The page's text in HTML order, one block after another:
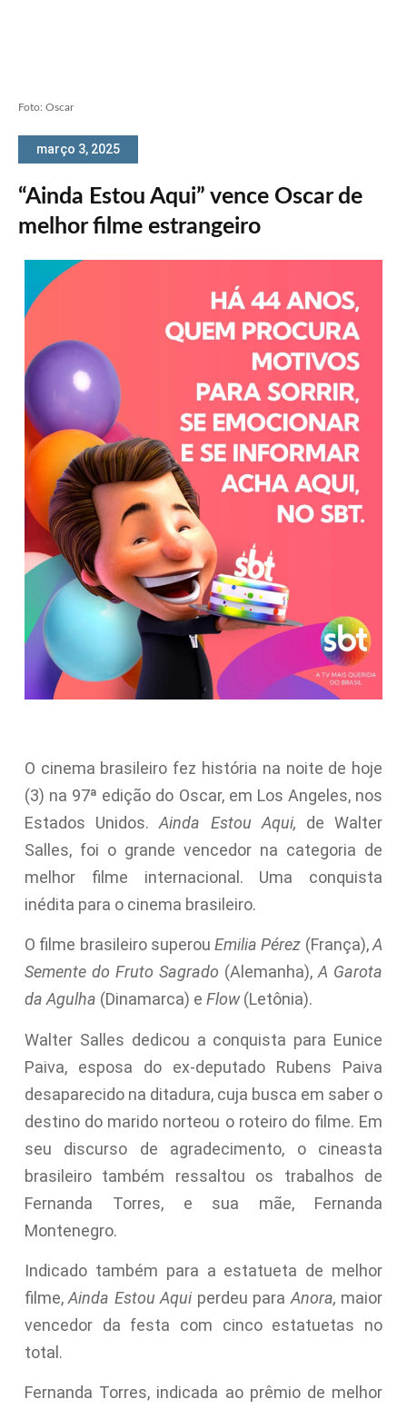
Foto: Oscar
março 3, 2025
“Ainda Estou Aqui” vence Oscar de
melhor filme estrangeiro
O cinema brasileiro fez história na noite de hoje
(3) na 97ª edição do Oscar, em Los Angeles, nos
Estados Unidos.Ainda Estou Aqui, de Walter
Salles, foi o grande vencedor na categoria de
melhor filme internacional. Uma conquista
inédita para o cinema brasileiro.
O filme brasileiro superouEmilia Pérez (França),A
Semente do Fruto Sagrado (Alemanha),A Garota
da Agulha (Dinamarca) e Flow(Letônia).
Walter Salles dedicou a conquista para Eunice
Paiva, esposa do ex-deputado Rubens Paiva
desaparecido na ditadura, cuja busca em saber o
destino do marido norteou o roteiro do filme. Em
seu discurso de agradecimento, o cineasta
brasileiro também ressaltou os trabalhos de
Fernanda Torres, e sua mãe, Fernanda
Montenegro.
Indicado também para a estatueta de melhor
filme,Ainda Estou Aqui perdeu para Anora, maior
vencedor da festa com cinco estatuetas no
total.
Fernanda Torres, indicada ao prêmio de melhor